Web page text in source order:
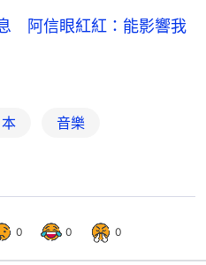
阿信眼紅紅：能影響我
音樂
0 0 0